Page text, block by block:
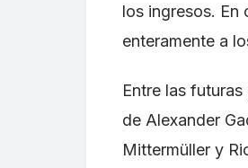
los ingresos. En
enteramente a
Entre las
de Alexander
Mittermüller y